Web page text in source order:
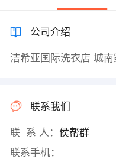
公司介绍
洁希亚国际洗衣店 城
联系我们
联 系 人： 侯帮群
联系手机：